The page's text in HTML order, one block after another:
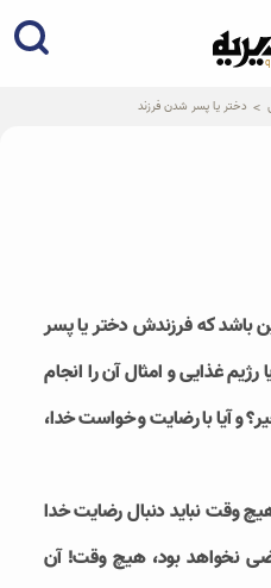
بیانات استاد
دختر یا پسر شدن فرزند
باشد که فرزندش دختر یا پسر
رژیم غذایی و امثال آن را انجام
و آیا با رضایت و خواست خدا،
وقت نباید دنبال رضایت خدا
نخواهد بود، هیچ وقت! آن